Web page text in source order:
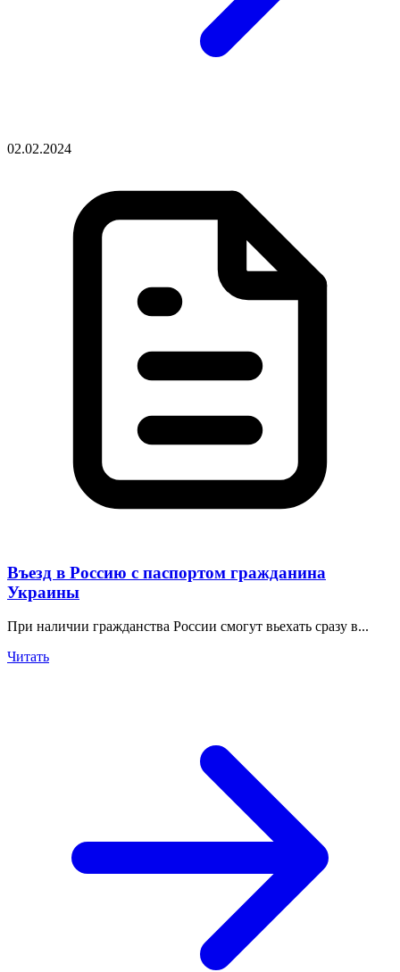
02.02.2024
Въезд в Россию с паспортом гражданина
Украины
При наличии гражданства России смогут вьехать сразу в...
Читать